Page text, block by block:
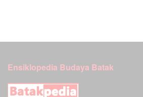
Ensiklopedia Budaya Batak